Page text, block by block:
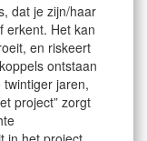
dat je zijn/haar
erkent. Het kan
en riskeert
ontstaan
jaren,
project” zorgt